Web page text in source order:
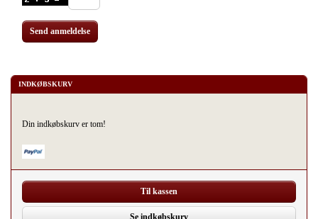
Send anmeldelse
INDKØBSKURV
Din indkøbskurv er tom!
Til kassen
Se indkøbskurv